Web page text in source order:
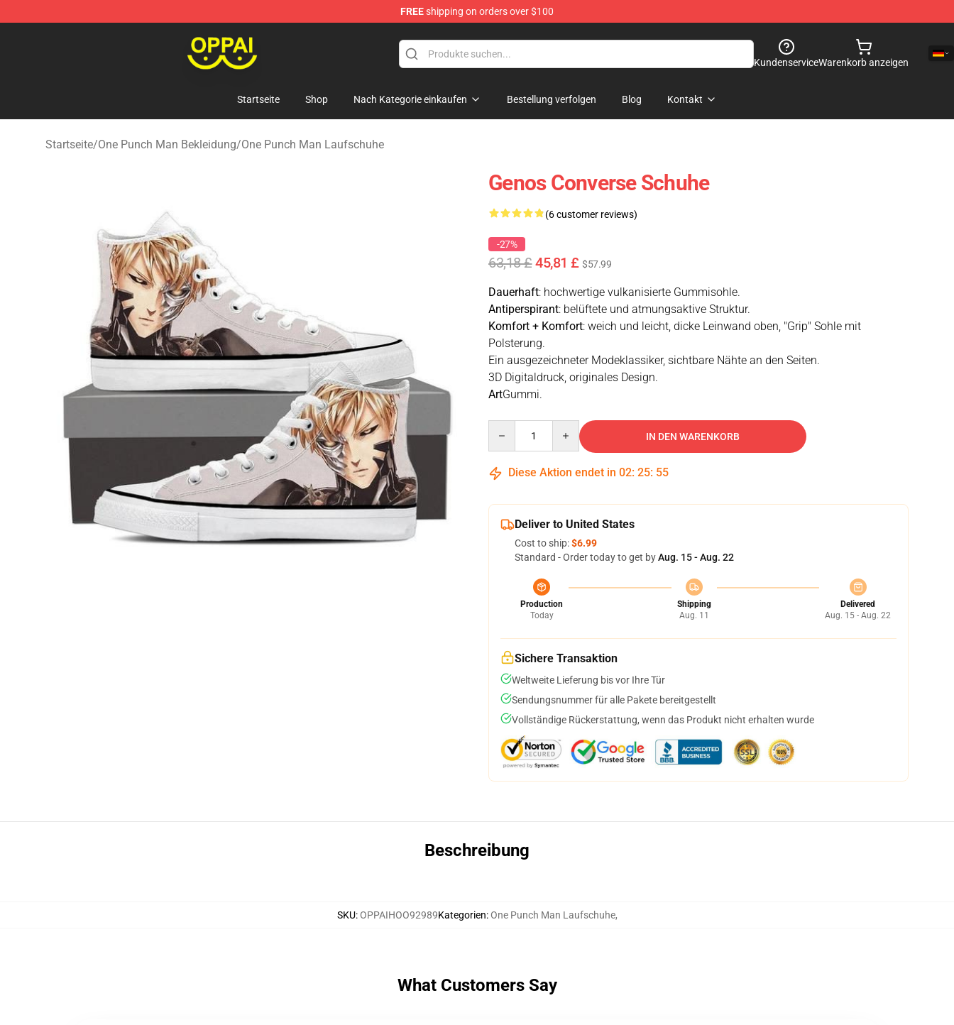
FREEshipping on orders over $100
KundenserviceWarenkorb anzeigen
Startseite Shop Nach Kategorie einkaufen Bestellung verfolgen Blog Kontakt
Startseite/One Punch Man Bekleidung/One Punch Man Laufschuhe
Genos Converse Schuhe
(6 customer reviews)
-27%
63,18 £45,81 £ $57.99
Dauerhaft: hochwertige vulkanisierte Gummisohle.
Antiperspirant: belüftete und atmungsaktive Struktur.
Komfort + Komfort: weich und leicht, dicke Leinwand oben, "Grip" Sohle mit
Polsterung.
Ein ausgezeichneter Modeklassiker, sichtbare Nähte an den Seiten.
3D Digitaldruck, originales Design.
ArtGummi.
IN DEN WARENKORB
Diese Aktion endet in 02: 25: 55
Deliver to United States
Cost to ship:$6.99
Standard - Order today to get byAug. 15 - Aug. 22
Production
Today
Shipping
Aug. 11
Delivered
Aug. 15 - Aug. 22
Sichere Transaktion
Weltweite Lieferung bis vor Ihre Tür
Sendungsnummer für alle Pakete bereitgestellt
Vollständige Rückerstattung, wenn das Produkt nicht erhalten wurde
Beschreibung
SKU:OPPAIHOO92989Kategorien:One Punch Man Laufschuhe,
What Customers Say